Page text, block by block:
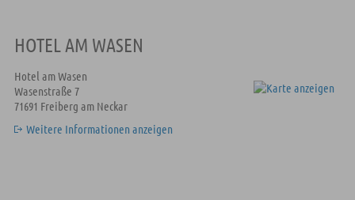
HOTEL AM WASEN
Hotel am Wasen
Wasenstraße 7
71691 Freiberg am Neckar
Weitere Informationen anzeigen